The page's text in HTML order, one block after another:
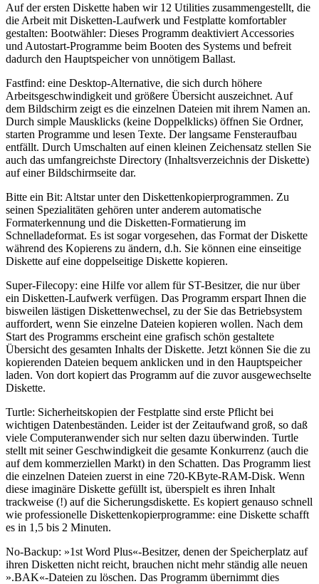
Auf der ersten Diskette haben wir 12 Utilities zusammengestellt, die
die Arbeit mit Disketten-Laufwerk und Festplatte komfortabler
gestalten: Bootwähler: Dieses Programm deaktiviert Accessories
und Autostart-Programme beim Booten des Systems und befreit
dadurch den Hauptspeicher von unnötigem Ballast.
Fastfind: eine Desktop-Alternative, die sich durch höhere
Arbeitsgeschwindigkeit und größere Übersicht auszeichnet. Auf
dem Bildschirm zeigt es die einzelnen Dateien mit ihrem Namen an.
Durch simple Mausklicks (keine Doppelklicks) öffnen Sie Ordner,
starten Programme und lesen Texte. Der langsame Fensteraufbau
entfällt. Durch Umschalten auf einen kleinen Zeichensatz stellen Sie
auch das umfangreichste Directory (Inhaltsverzeichnis der Diskette)
auf einer Bildschirmseite dar.
Bitte ein Bit: Altstar unter den Diskettenkopierprogrammen. Zu
seinen Spezialitäten gehören unter anderem automatische
Formaterkennung und die Disketten-Formatierung im
Schnelladeformat. Es ist sogar vorgesehen, das Format der Diskette
während des Kopierens zu ändern, d.h. Sie können eine einseitige
Diskette auf eine doppelseitige Diskette kopieren.
Super-Filecopy: eine Hilfe vor allem für ST-Besitzer, die nur über
ein Disketten-Laufwerk verfügen. Das Programm erspart Ihnen die
bisweilen lästigen Diskettenwechsel, zu der Sie das Betriebsystem
auffordert, wenn Sie einzelne Dateien kopieren wollen. Nach dem
Start des Programms erscheint eine grafisch schön gestaltete
Übersicht des gesamten Inhalts der Diskette. Jetzt können Sie die zu
kopierenden Dateien bequem anklicken und in den Hauptspeicher
laden. Von dort kopiert das Programm auf die zuvor ausgewechselte
Diskette.
Turtle: Sicherheitskopien der Festplatte sind erste Pflicht bei
wichtigen Datenbeständen. Leider ist der Zeitaufwand groß, so daß
viele Computeranwender sich nur selten dazu überwinden. Turtle
stellt mit seiner Geschwindigkeit die gesamte Konkurrenz (auch die
auf dem kommerziellen Markt) in den Schatten. Das Programm liest
die einzelnen Dateien zuerst in eine 720-KByte-RAM-Disk. Wenn
diese imaginäre Diskette gefüllt ist, überspielt es ihren Inhalt
trackweise (!) auf die Sicherungsdiskette. Es kopiert genauso schnell
wie professionelle Diskettenkopierprogramme: eine Diskette schafft
es in 1,5 bis 2 Minuten.
No-Backup: »1st Word Plus«-Besitzer, denen der Speicherplatz auf
ihren Disketten nicht reicht, brauchen nicht mehr ständig alle neuen
».BAK«-Dateien zu löschen. Das Programm übernimmt dies